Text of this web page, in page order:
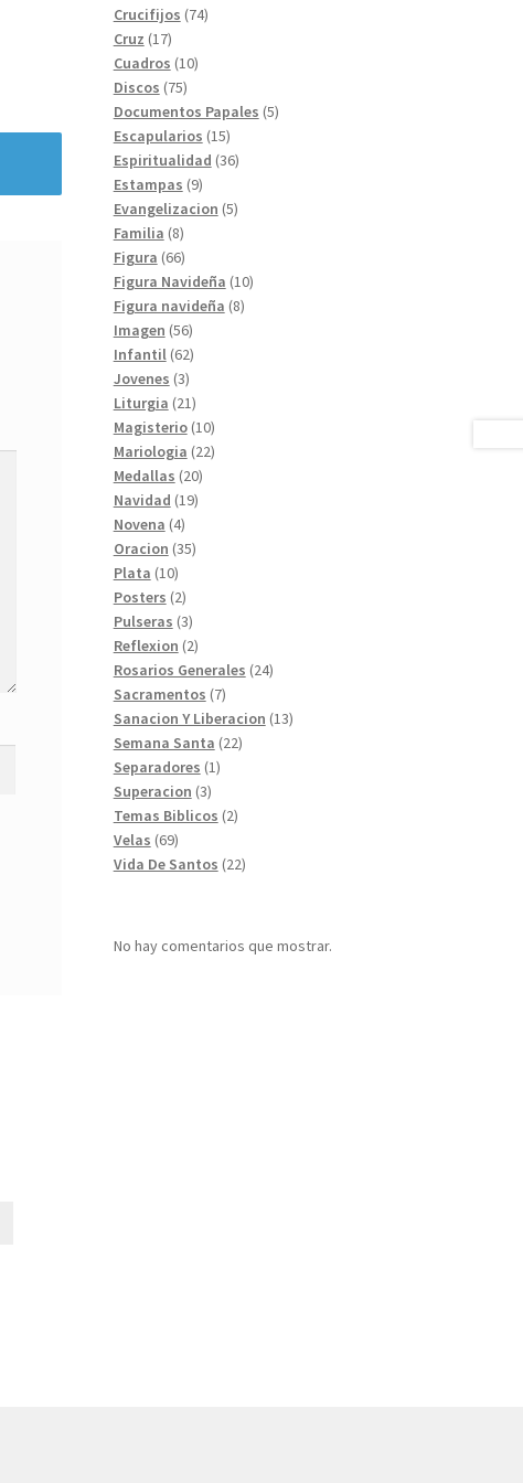
productos
Crucifijos 7474
Cruz 1717
productos
Cuadros 1010
Discos 7575
productos
Documentos Papales 55
Escapularios 1515
productos
Espiritualidad 3636
Estampas 99
productos
Evangelizacion 55
Familia 88
productos
Figura 6666
productos
Figura Navideña 1010
Figura navideña 88
Imagen 5656
productos
Infantil 6262
productos
Jovenes 33
productos
Liturgia 2121
productos
Magisterio 1010
productos
Mariologia 2222
Medallas 2020
productos
Navidad 1919
Novena 44
productos
Oracion 3535
Plata 1010
productos
Posters 22
productos
Pulseras 33
productos
Reflexion 22
productos
Rosarios Generales 2424
Sacramentos 77
productos
Sanacion Y Liberacion 1313
Semana Santa 2222
Separadores 11
Superacion 33
productos
Temas Biblicos 22
Velas 6969
productos
Vida De Santos 2222
No hay comentarios que mostrar.